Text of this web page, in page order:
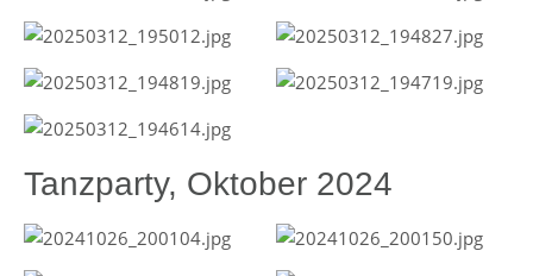
Tanzparty, Oktober 2024